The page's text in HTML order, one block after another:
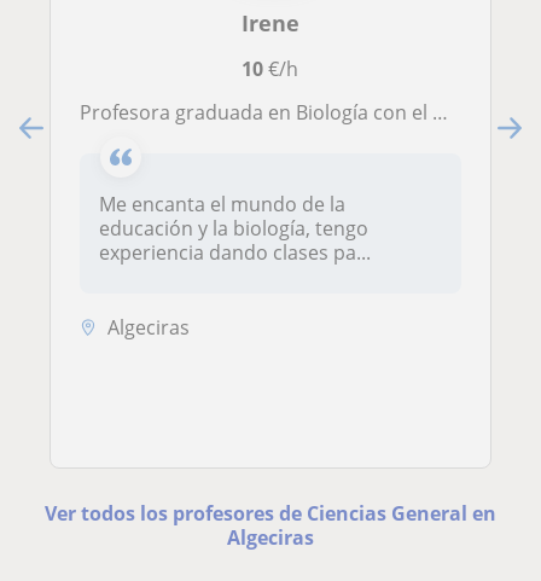
Irene
10€/h
Profesora graduada en Biología con el máster del profesorado, he dado clases particulares en el pasado. C1 de inglés.
Me encanta el mundo de la
educación y la biología, tengo
experiencia dando clases pa...
Algeciras
Ver todos los profesores de Ciencias General en
Algeciras